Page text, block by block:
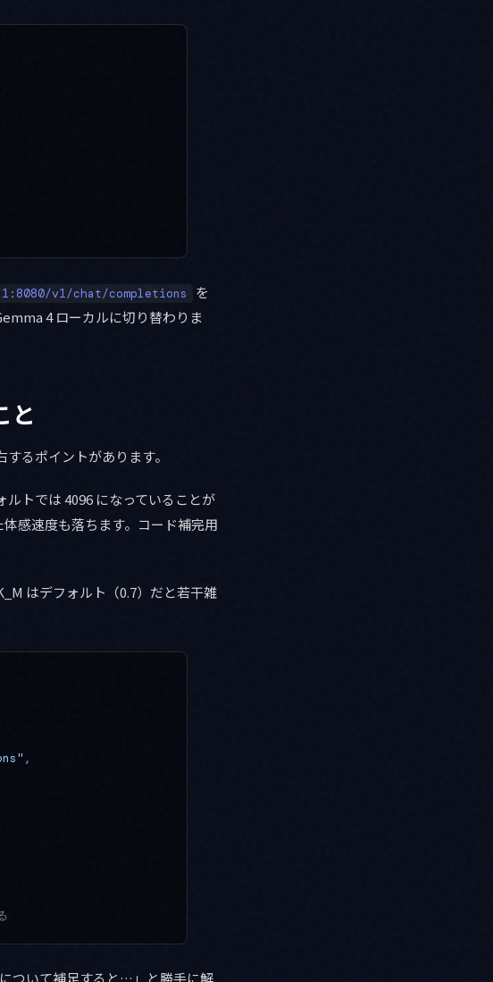
v1/chat/completions
を
4 ローカルに切り替わりま
と
るポイントがあります。
トでは 4096 になっていることが
感速度も落ちます。コード補完用
はデフォルト（0.7）だと若干雑
,
ついて補足すると…」と勝手に解